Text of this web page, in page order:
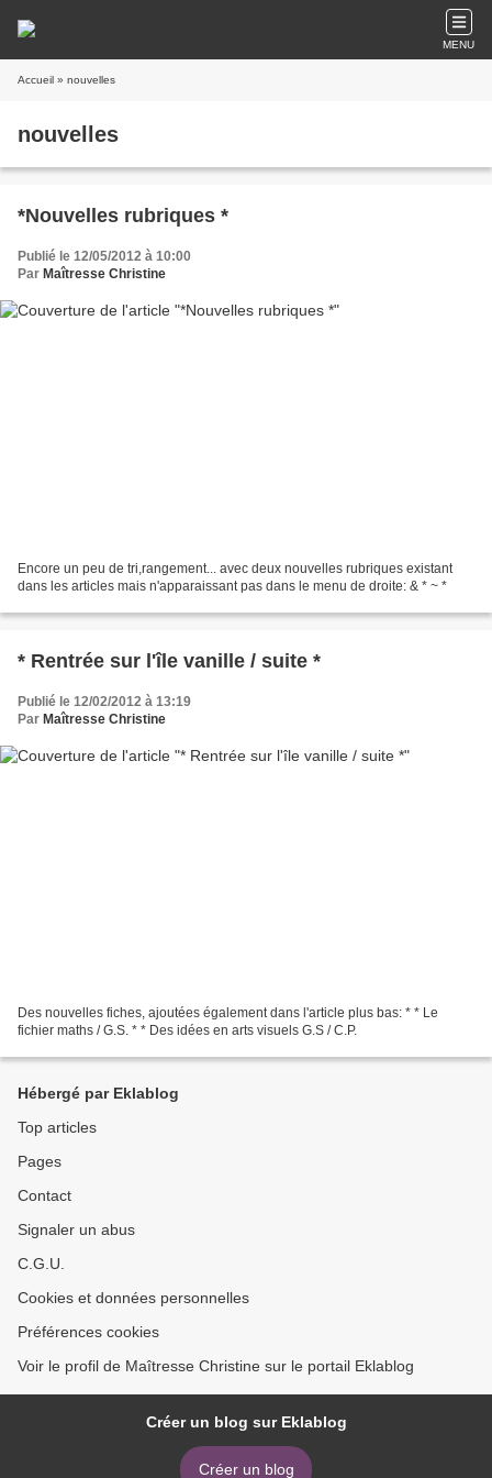
MENU
Accueil » nouvelles
nouvelles
*Nouvelles rubriques *
Publié le 12/05/2012 à 10:00
Par Maîtresse Christine
Encore un peu de tri,rangement... avec deux nouvelles rubriques existant
dans les articles mais n'apparaissant pas dans le menu de droite: & * ~ *
* Rentrée sur l'île vanille / suite *
Publié le 12/02/2012 à 13:19
Par Maîtresse Christine
Des nouvelles fiches, ajoutées également dans l'article plus bas: * * Le
fichier maths / G.S. * * Des idées en arts visuels G.S / C.P.
Hébergé par Eklablog
Top articles
Pages
Contact
Signaler un abus
C.G.U.
Cookies et données personnelles
Préférences cookies
Voir le profil de Maîtresse Christine sur le portail Eklablog
Créer un blog sur Eklablog
Créer un blog